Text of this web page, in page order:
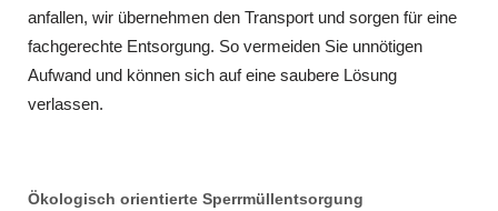
anfallen, wir übernehmen den Transport und sorgen für eine
fachgerechte Entsorgung. So vermeiden Sie unnötigen
Aufwand und können sich auf eine saubere Lösung
verlassen.
Ökologisch orientierte Sperrmüllentsorgung